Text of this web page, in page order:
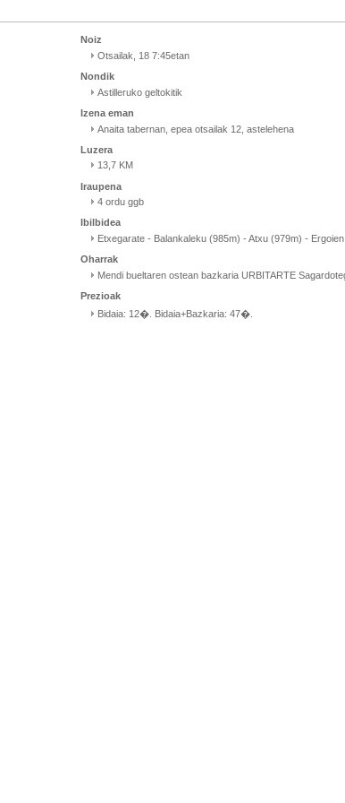
Noiz
Otsailak, 18 7:45etan
Nondik
Astilleruko geltokitik
Izena eman
Anaita tabernan, epea otsailak 12, astelehena
Luzera
13,7 KM
Iraupena
4 ordu ggb
Ibilbidea
Etxegarate - Balankaleku (985m) - Atxu (979m) -
Oharrak
Mendi bueltaren ostean bazkaria URBITARTE
Prezioak
Bidaia: 12�. Bidaia+Bazkaria: 47�.